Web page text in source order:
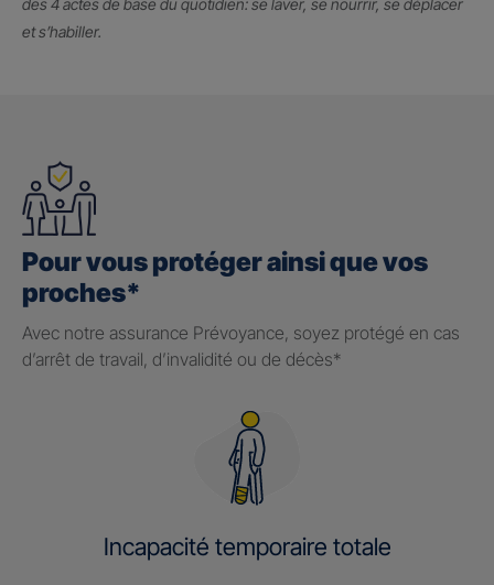
des 4 actes de base du quotidien: se laver, se nourrir, se déplacer
et s’habiller.
Pour vous protéger ainsi que vos
proches*
Avec notre assurance Prévoyance, soyez protégé en cas
d’arrêt de travail, d’invalidité ou de décès*
Incapacité temporaire totale